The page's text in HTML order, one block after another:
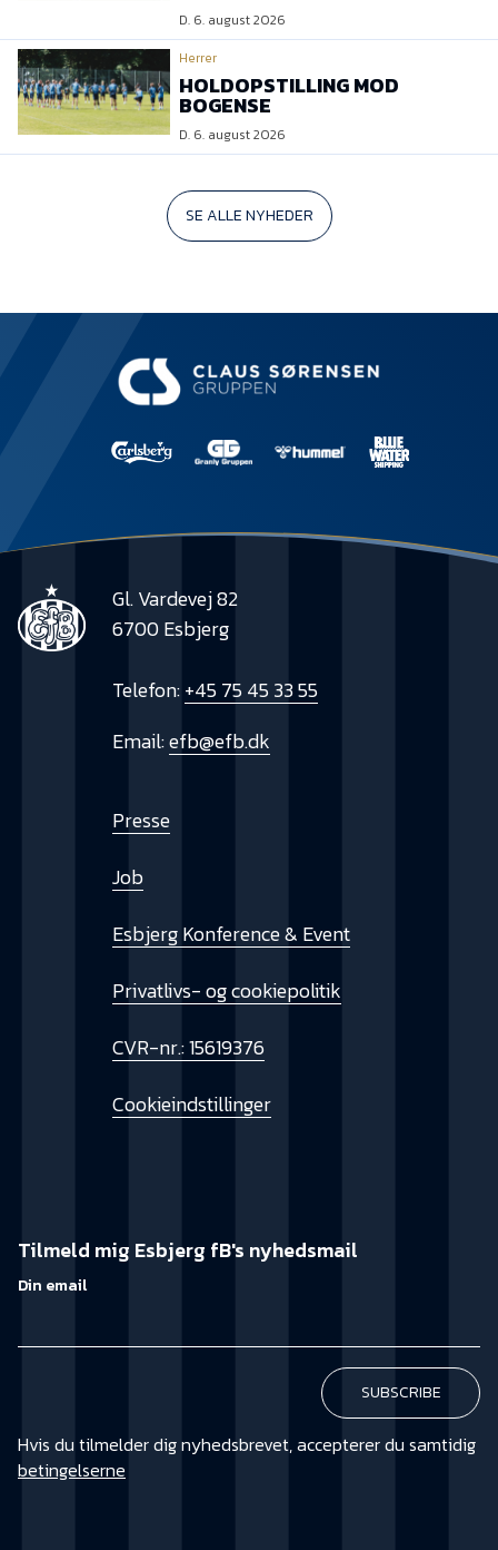
D. 6. august 2026
Herrer
HOLDOPSTILLING MOD
BOGENSE
D. 6. august 2026
SE ALLE NYHEDER
Gl. Vardevej 82
6700 Esbjerg
Telefon:+45 75 45 33 55
Email:efb@efb.dk
Presse
Job
Esbjerg Konference & Event
Privatlivs- og cookiepolitik
CVR-nr.: 15619376
Cookieindstillinger
Tilmeld mig Esbjerg fB's nyhedsmail
Din email
Hvis du tilmelder dig nyhedsbrevet, accepterer du samtidig
betingelserne